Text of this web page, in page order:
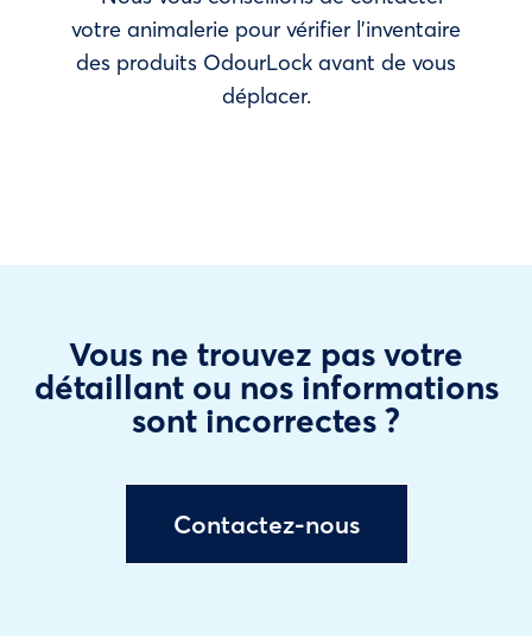
votre animalerie pour vérifier l’inventaire
des produits OdourLock avant de vous
déplacer.
Vous ne trouvez pas votre
détaillant ou nos informations
sont incorrectes ?
Contactez-nous